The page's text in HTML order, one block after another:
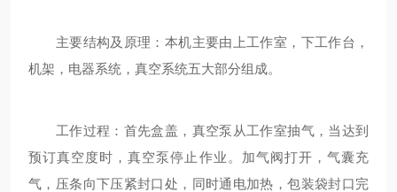
主要结构及原理：本机主要由上工作室，下工作台，
机架，电器系统，真空系统五大部分组成。
工作过程：首先盒盖，真空泵从工作室抽气，当达到
预订真空度时，真空泵停止作业。加气阀打开，气囊充
气，压条向下压紧封口处，同时通电加热，包装袋封口完